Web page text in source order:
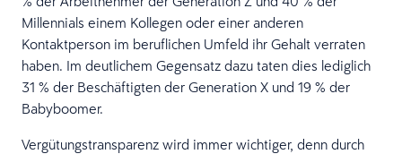
Millennials einem Kollegen oder einer anderen
Kontaktperson im beruflichen Umfeld ihr Gehalt verraten
haben. Im deutlichem Gegensatz dazu taten dies lediglich
31 % der Beschäftigten der Generation X und 19 % der
Babyboomer.
Vergütungstransparenz wird immer wichtiger, denn durch